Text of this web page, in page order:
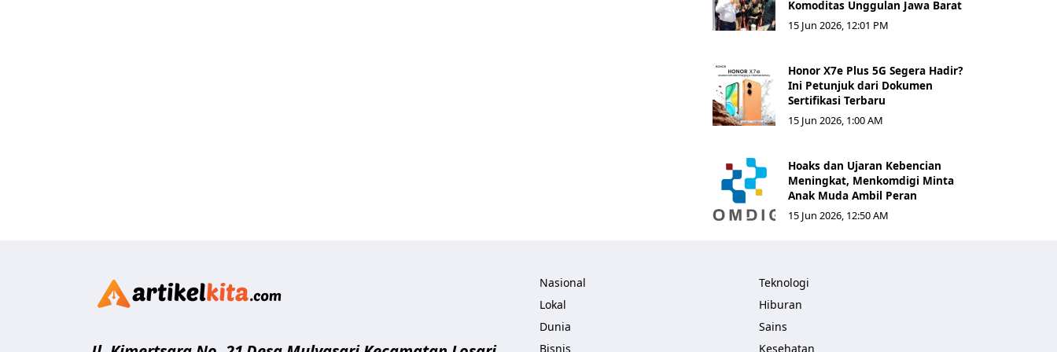
Komoditas Unggulan Jawa Barat
15 Jun 2026, 12:01 PM
Honor X7e Plus 5G Segera Hadir?
Ini Petunjuk dari Dokumen
Sertifikasi Terbaru
15 Jun 2026, 1:00 AM
Hoaks dan Ujaran Kebencian
Meningkat, Menkomdigi Minta
Anak Muda Ambil Peran
15 Jun 2026, 12:50 AM
Nasional
Lokal
Dunia
Bisnis
Teknologi
Hiburan
Sains
Kesehatan